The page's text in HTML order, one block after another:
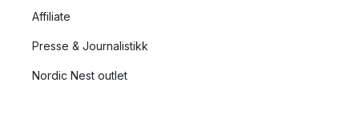
Affiliate
Presse & Journalistikk
Nordic Nest outlet